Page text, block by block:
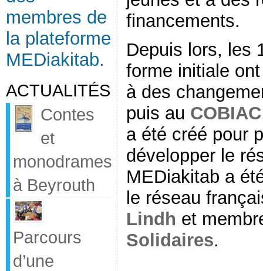
membres de
la plateforme
MEDiakitab.
ACTUALITÉS
Contes
et
monodrames
à Beyrouth
Parcours
d’une
financements.
Depuis lors, les
forme initiale
à des
puis au COBIAC
a été créé pour
développer le
MEDiakitab a
le réseau
Lindh et
Solidaires.